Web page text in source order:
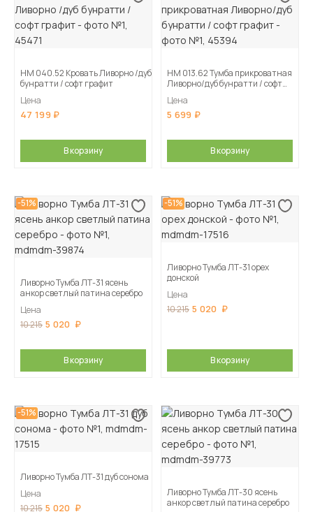
НМ 040.52 Кровать Ливорно /дуб
бунратти / софт графит
Цена
47 199
В корзину
НМ 013.62 Тумба прикроватная
Ливорно/дуб бунратти / софт
Цена
5 699
В корзину
-51%
Ливорно Тумба ЛТ-31 ясень
анкор светлый патина серебро
Цена
10 215 5 020
В корзину
-51%
Ливорно Тумба ЛТ-31 орех
донской
Цена
10 215 5 020
В корзину
-51%
Ливорно Тумба ЛТ-31 дуб сонома
Цена
10 215 5 020
Ливорно Тумба ЛТ-30 ясень
анкор светлый патина серебро